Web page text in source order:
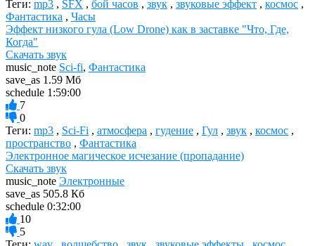
Теги: mp3 , SFX , бой часов , звук , звуковые эффект , космос ,
Фантастика , Часы
Эффект низкого гула (Low Drone) как в заставке "Что, Где,
Когда"
Скачать звук
music_note Sci-fi, Фантастика
save_as 1.59 Мб
schedule 1:59:00
7
0
Теги: mp3 , Sci-Fi , атмосфера , гудение , Гул , звук , космос ,
пространство , Фантастика
Электронное магическое исчезание (пропадание)
Скачать звук
music_note Электронные
save_as 505.8 Кб
schedule 0:32:00
10
5